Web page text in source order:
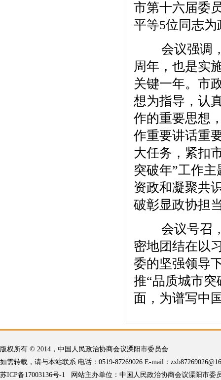
市第十六届委
平等5位同志
会议强调，
周年，也是实
关键一年。市
想为指导，认
作的重要思想
作重要讲话重
大任务，紧扣
突破年”工作
资政和凝聚共
破彰显政协担
会议号召，
密地团结在以
委的坚强领导
推“品质城市
面，为谱写中
版权所有 © 2014，中国人民政治协商会议溧阳市委员会
如需转载，请与本站联系 电话：0519-87269026 E-mail：
苏ICP备17003136号-1 网站主办单位：中国人民政治协商会议溧阳市委